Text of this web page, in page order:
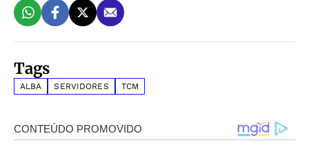
Tags
ALBA SERVIDORES TCM